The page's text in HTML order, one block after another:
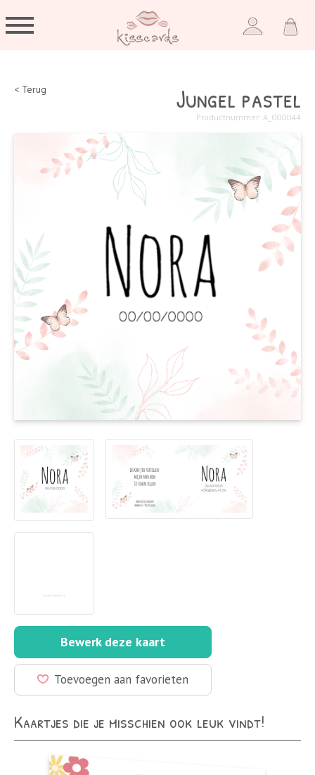
< Terug Jungel pastel
Productnummer: A_000044
Bewerk deze kaart
Toevoegen aan favorieten
Kaartjes die je misschien ook leuk vindt!